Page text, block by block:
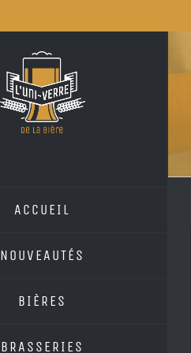
ACCUEIL
NOUVEAUTÉS
BIÈRES
BRASSERIES